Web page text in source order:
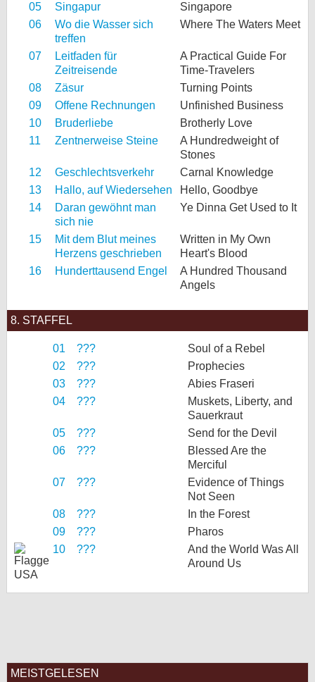
05
Singapur
Singapore
06
Wo die Wasser sich
treffen
Where The Waters Meet
07
Leitfaden für
Zeitreisende
A Practical Guide For
Time-Travelers
08
Zäsur
Turning Points
09
Offene Rechnungen
Unfinished Business
10
Bruderliebe
Brotherly Love
11
Zentnerweise Steine
A Hundredweight of
Stones
12
Geschlechtsverkehr
Carnal Knowledge
13
Hallo, auf Wiedersehen
Hello, Goodbye
14
Daran gewöhnt man
sich nie
Ye Dinna Get Used to It
15
Mit dem Blut meines
Herzens geschrieben
Written in My Own
Heart's Blood
16
Hunderttausend Engel
A Hundred Thousand
Angels
8. STAFFEL
01 ???
Soul of a Rebel
02
???
Prophecies
03
???
Abies Fraseri
04
???
Muskets, Liberty, and
Sauerkraut
05
???
Send for the Devil
06
???
Blessed Are the
Merciful
07
???
Evidence of Things
Not Seen
08
???
In the Forest
09
???
Pharos
10
???
And the World Was All
Around Us
MEISTGELESEN